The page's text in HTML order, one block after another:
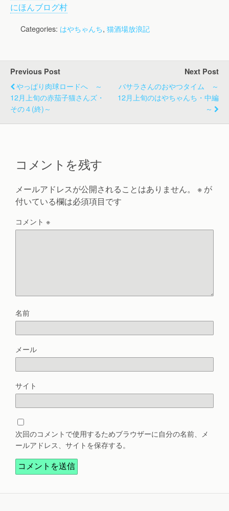
にほんブログ村
Categories: はやちゃんち, 猫酒場放浪記
Previous Post
やっぱり肉球ロードへ ～
12月上旬の赤茄子猫さんズ・
その４(終)～
Next Post
バサラさんのおやつタイム ～
12月上旬のはやちゃんち・中編
～
コメントを残す
メールアドレスが公開されることはありません。 ※ が
付いている欄は必須項目です
コメント ※
名前
メール
サイト
次回のコメントで使用するためブラウザーに自分の名前、メ
ールアドレス、サイトを保存する。